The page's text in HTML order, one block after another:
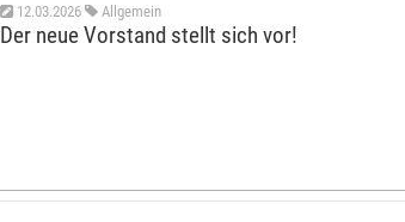
12.03.2026 Allgemein
Der neue Vorstand stellt sich vor!